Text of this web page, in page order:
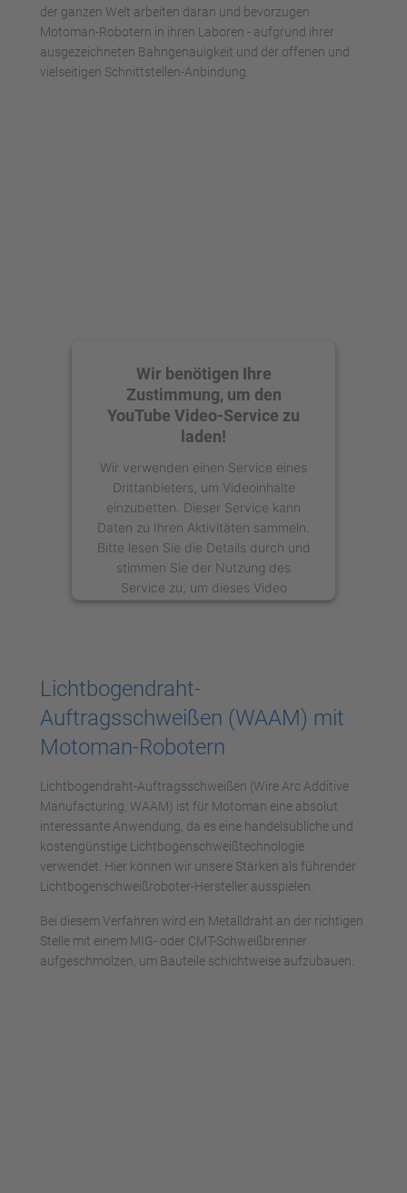
der ganzen Welt arbeiten daran und bevorzugen
Motoman-Robotern in ihren Laboren - aufgrund ihrer
ausgezeichneten Bahngenauigkeit und der offenen und
vielseitigen Schnittstellen-Anbindung.
Wir benötigen Ihre
Zustimmung, um den
YouTube Video-Service zu
laden!
Wir verwenden einen Service eines
Drittanbieters, um Videoinhalte
einzubetten. Dieser Service kann
Daten zu Ihren Aktivitäten sammeln.
Bitte lesen Sie die Details durch und
stimmen Sie der Nutzung des
Service zu, um dieses Video
anzusehen.
powered by
Usercentrics Consent
Management Platform
Lichtbogendraht-
Auftragsschweißen (WAAM) mit
Motoman-Robotern
Lichtbogendraht-Auftragsschweißen (Wire Arc Additive
Manufacturing, WAAM) ist für Motoman eine absolut
interessante Anwendung, da es eine handelsübliche und
kostengünstige Lichtbogenschweißtechnologie
verwendet. Hier können wir unsere Stärken als führender
Lichtbogenschweißroboter-Hersteller ausspielen.
Bei diesem Verfahren wird ein Metalldraht an der richtigen
Stelle mit einem MIG- oder CMT-Schweißbrenner
aufgeschmolzen, um Bauteile schichtweise aufzubauen.